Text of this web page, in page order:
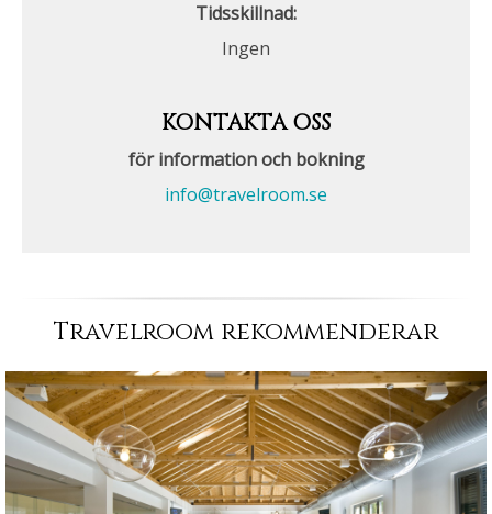
Tidsskillnad:
Ingen
KONTAKTA OSS
för information och bokning
info@travelroom.se
Travelroom rekommenderar